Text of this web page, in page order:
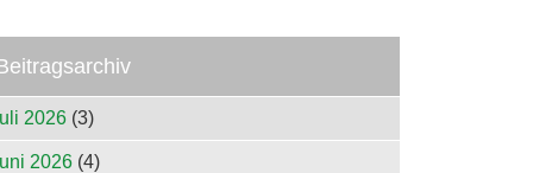
2026 (3)
2026 (4)